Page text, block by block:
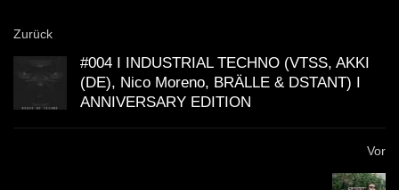
Zurück
#004 I INDUSTRIAL TECHNO (VTSS, AKKI
(DE), Nico Moreno, BRÄLLE & DSTANT) I
ANNIVERSARY EDITION
Vor